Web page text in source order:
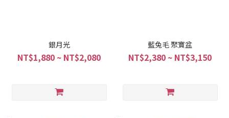
銀月光
NT$1,880 ~ NT$2,080
藍兔毛 聚寶盆
NT$2,380 ~ NT$3,150